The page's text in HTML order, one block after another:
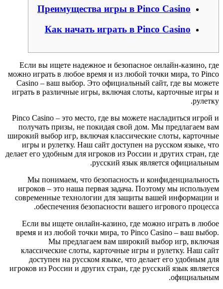
Преимущества игры в Pinco Casino
Как начать играть в Pinco Casino
Если вы ищете надежное и безопасное онлайн-казино, где
можно играть в любое время и из любой точки мира, то Pinco
Casino – ваш выбор. Это официальный сайт, где вы можете
играть в различные игры, включая слоты, карточные игры и
рулетку.
Pinco Casino – это место, где вы можете насладиться игрой и
получать призы, не покидая свой дом. Мы предлагаем вам
широкий выбор игр, включая классические слоты, карточные
игры и рулетку. Наш сайт доступен на русском языке, что
делает его удобным для игроков из России и других стран, где
русский язык является официальным.
Мы понимаем, что безопасность и конфиденциальность
игроков – это наша первая задача. Поэтому мы используем
современные технологии для защиты вашей информации и
обеспечения безопасности вашего игрового процесса.
Если вы ищете онлайн-казино, где можно играть в любое
время и из любой точки мира, то Pinco Casino – ваш выбор.
Мы предлагаем вам широкий выбор игр, включая
классические слоты, карточные игры и рулетку. Наш сайт
доступен на русском языке, что делает его удобным для
игроков из России и других стран, где русский язык является
официальным.